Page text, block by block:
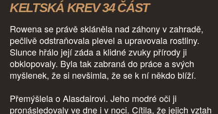
KELTSKÁ KREV 34 ČÁST
Rowena se právě skláněla nad záhony v zahradě,
pečlivě odstraňovala plevel a upravovala rostliny.
Slunce hřálo její záda a klidné zvuky přírody ji
obklopovaly. Byla tak zabraná do práce a svých
myšlenek, že si nevšimla, že se k ní někdo blíží.
Přemýšlela o Alasdairovi. Jeho modré oči ji
pronásledovaly ve dne i v noci. Cítila, že jejich vztah